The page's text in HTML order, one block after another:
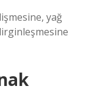
yağ